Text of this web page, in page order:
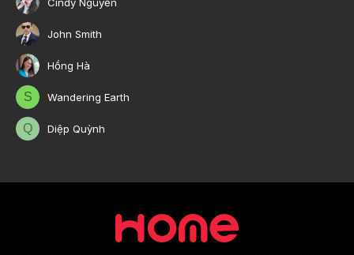
John Smith
Hồng Hà
S Wandering Earth
Q Diệp Quỳnh